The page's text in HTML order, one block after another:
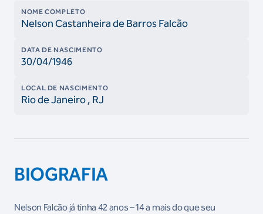
NOME COMPLETO
Nelson Castanheira de Barros Falcão
DATA DE NASCIMENTO
30/04/1946
LOCAL DE NASCIMENTO
Rio de Janeiro, RJ
BIOGRAFIA
Nelson Falcão já tinha 42 anos – 14 a mais do que seu